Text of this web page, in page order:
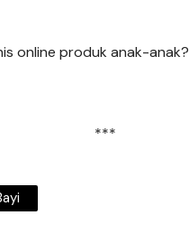
online produk anak-anak?
***